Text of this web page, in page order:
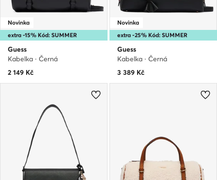
extra -15% Kód: SUMMER
Novinka
Guess
Kabelka · Černá
2 149 Kč
extra -25% Kód: SUMMER
Novinka
Guess
Kabelka · Černá
3 389 Kč